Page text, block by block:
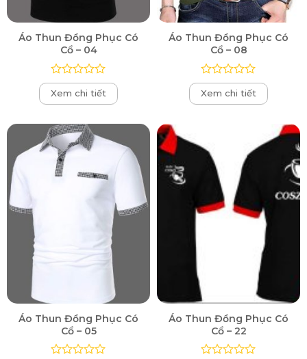
Áo Thun Đồng Phục Có
Cổ – 04
Được
xếp
hạng
5
sao
Xem chi tiết
Áo Thun Đồng Phục Có
Cổ – 08
Được
xếp
hạng
Xem chi tiết
Áo Thun Đồng Phục Có
Cổ – 05
Áo Thun Đồng Phục Có
Cổ – 22